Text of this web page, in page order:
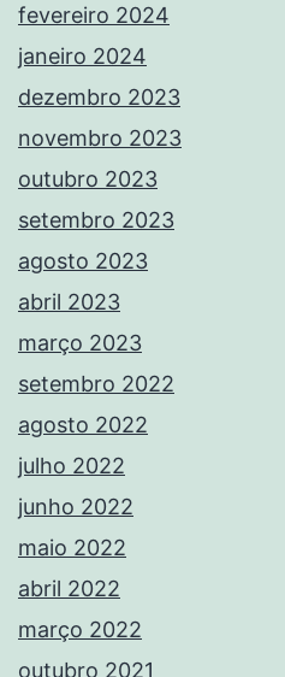
fevereiro 2024
janeiro 2024
dezembro 2023
novembro 2023
outubro 2023
setembro 2023
agosto 2023
abril 2023
março 2023
setembro 2022
agosto 2022
julho 2022
junho 2022
maio 2022
abril 2022
março 2022
outubro 2021